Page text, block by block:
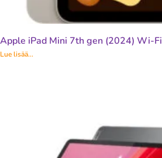
Apple iPad Mini 7th gen (2024) Wi-Fi
Lue lisää...